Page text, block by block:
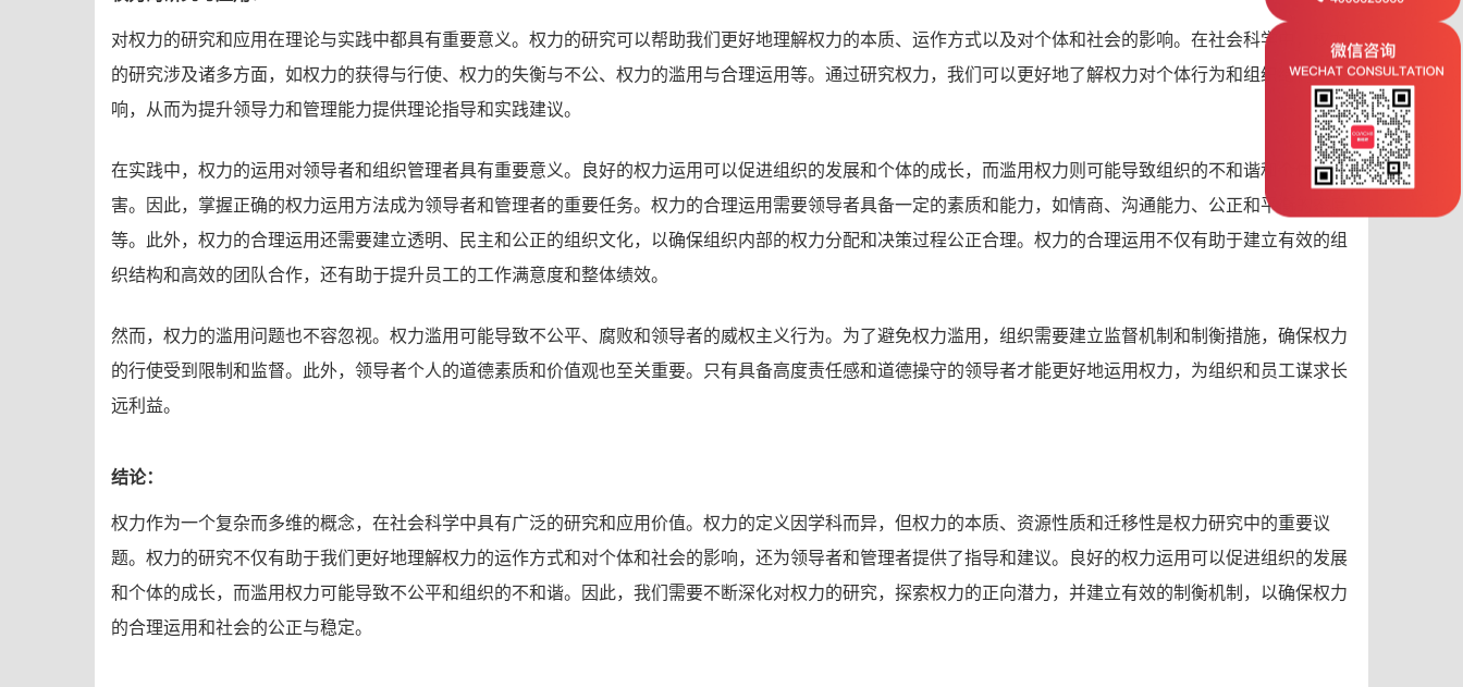
对权力的研究和应用在理论与实践中都具有重要意义。权力的研究可以帮助我们更好地理解权力的本质、运作方式以及对个体和社会的影响。在社会科学中，权力
的研究涉及诸多方面，如权力的获得与行使、权力的失衡与不公、权力的滥用与合理运用等。通过研究权力，我们可以更好地了解权力对个体行为和组织结构的影
响，从而为提升领导力和管理能力提供理论指导和实践建议。
在实践中，权力的运用对领导者和组织管理者具有重要意义。良好的权力运用可以促进组织的发展和个体的成长，而滥用权力则可能导致组织的不和谐和个体的伤
害。因此，掌握正确的权力运用方法成为领导者和管理者的重要任务。权力的合理运用需要领导者具备一定的素质和能力，如情商、沟通能力、公正和平衡的态度
等。此外，权力的合理运用还需要建立透明、民主和公正的组织文化，以确保组织内部的权力分配和决策过程公正合理。权力的合理运用不仅有助于建立有效的组
织结构和高效的团队合作，还有助于提升员工的工作满意度和整体绩效。
然而，权力的滥用问题也不容忽视。权力滥用可能导致不公平、腐败和领导者的威权主义行为。为了避免权力滥用，组织需要建立监督机制和制衡措施，确保权力
的行使受到限制和监督。此外，领导者个人的道德素质和价值观也至关重要。只有具备高度责任感和道德操守的领导者才能更好地运用权力，为组织和员工谋求长
远利益。
结论：
权力作为一个复杂而多维的概念，在社会科学中具有广泛的研究和应用价值。权力的定义因学科而异，但权力的本质、资源性质和迁移性是权力研究中的重要议
题。权力的研究不仅有助于我们更好地理解权力的运作方式和对个体和社会的影响，还为领导者和管理者提供了指导和建议。良好的权力运用可以促进组织的发展
和个体的成长，而滥用权力可能导致不公平和组织的不和谐。因此，我们需要不断深化对权力的研究，探索权力的正向潜力，并建立有效的制衡机制，以确保权力
的合理运用和社会的公正与稳定。